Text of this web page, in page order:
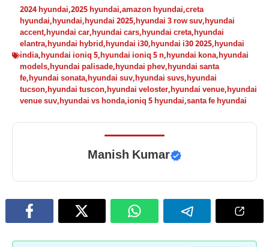
2024 hyundai,2025 hyundai,amazon hyundai,creta
hyundai,hyundai,hyundai 2025,hyundai 3 row suv,hyundai
accent,hyundai car,hyundai cars,hyundai creta,hyundai
elantra,hyundai hybrid,hyundai i30,hyundai i30 2025,hyundai
india,hyundai ioniq 5,hyundai ioniq 5 n,hyundai kona,hyundai
models,hyundai palisade,hyundai phev,hyundai santa
fe,hyundai sonata,hyundai suv,hyundai suvs,hyundai
tucson,hyundai tuscon,hyundai veloster,hyundai venue,hyundai
venue suv,hyundai vs honda,ioniq 5 hyundai,santa fe hyundai
Manish Kumar